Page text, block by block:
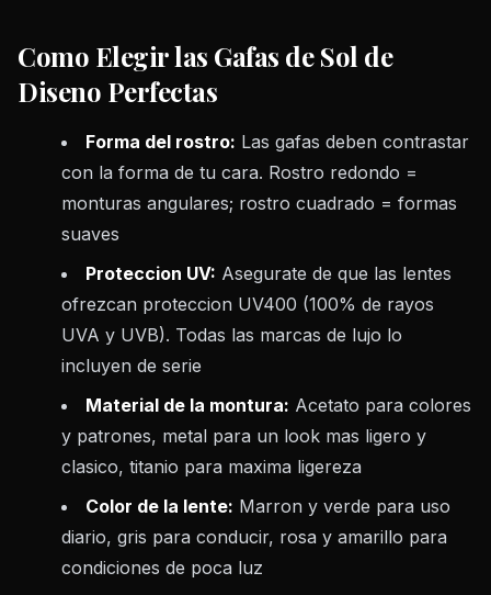
Como Elegir las Gafas de Sol de
Diseno Perfectas
Forma del rostro: Las gafas deben contrastar
con la forma de tu cara. Rostro redondo =
monturas angulares; rostro cuadrado = formas
suaves
Proteccion UV: Asegurate de que las lentes
ofrezcan proteccion UV400 (100% de rayos
UVA y UVB). Todas las marcas de lujo lo
incluyen de serie
Material de la montura: Acetato para colores
y patrones, metal para un look mas ligero y
clasico, titanio para maxima ligereza
Color de la lente: Marron y verde para uso
diario, gris para conducir, rosa y amarillo para
condiciones de poca luz